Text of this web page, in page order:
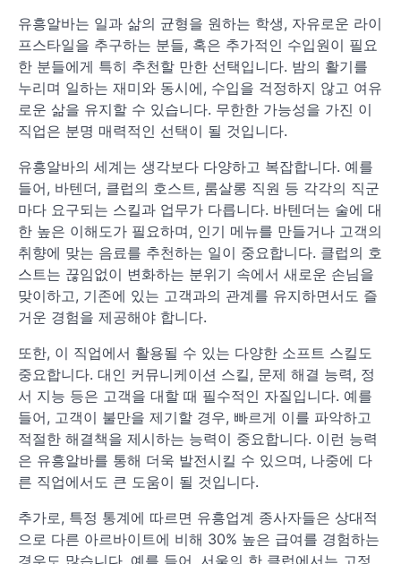
유흥알바는 일과 삶의 균형을 원하는 학생, 자유로운 라이
프스타일을 추구하는 분들, 혹은 추가적인 수입원이 필요
한 분들에게 특히 추천할 만한 선택입니다. 밤의 활기를
누리며 일하는 재미와 동시에, 수입을 걱정하지 않고 여유
로운 삶을 유지할 수 있습니다. 무한한 가능성을 가진 이
직업은 분명 매력적인 선택이 될 것입니다.
유흥알바의 세계는 생각보다 다양하고 복잡합니다. 예를
들어, 바텐더, 클럽의 호스트, 룸살롱 직원 등 각각의 직군
마다 요구되는 스킬과 업무가 다릅니다. 바텐더는 술에 대
한 높은 이해도가 필요하며, 인기 메뉴를 만들거나 고객의
취향에 맞는 음료를 추천하는 일이 중요합니다. 클럽의 호
스트는 끊임없이 변화하는 분위기 속에서 새로운 손님을
맞이하고, 기존에 있는 고객과의 관계를 유지하면서도 즐
거운 경험을 제공해야 합니다.
또한, 이 직업에서 활용될 수 있는 다양한 소프트 스킬도
중요합니다. 대인 커뮤니케이션 스킬, 문제 해결 능력, 정
서 지능 등은 고객을 대할 때 필수적인 자질입니다. 예를
들어, 고객이 불만을 제기할 경우, 빠르게 이를 파악하고
적절한 해결책을 제시하는 능력이 중요합니다. 이런 능력
은 유흥알바를 통해 더욱 발전시킬 수 있으며, 나중에 다
른 직업에서도 큰 도움이 될 것입니다.
추가로, 특정 통계에 따르면 유흥업계 종사자들은 상대적
으로 다른 아르바이트에 비해 30% 높은 급여를 경험하는
경우도 많습니다. 예를 들어, 서울의 한 클럽에서는 고정